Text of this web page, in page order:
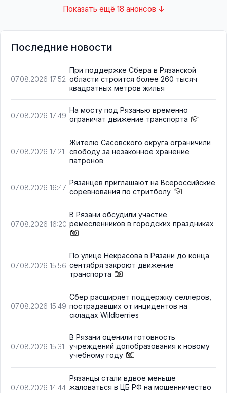
Показать ещё 18 анонсов ↓
Последние новости
07.08.2026 17:52
При поддержке Сбера в Рязанской
области строится более 260 тысяч
квадратных метров жилья
07.08.2026 17:49
На мосту под Рязанью временно
ограничат движение транспорта
07.08.2026 17:21
Жителю Сасовского округа ограничили
свободу за незаконное хранение
патронов
07.08.2026 16:47
Рязанцев приглашают на Всероссийские
соревнования по стритболу
07.08.2026 16:20
В Рязани обсудили участие
ремесленников в городских праздниках
07.08.2026 15:56
По улице Некрасова в Рязани до конца
сентября закроют движение
транспорта
07.08.2026 15:49
Сбер расширяет поддержку селлеров,
пострадавших от инцидентов на
складах Wildberries
07.08.2026 15:31
В Рязани оценили готовность
учреждений допобразования к новому
учебному году
07.08.2026 14:44
Рязанцы стали вдвое меньше
жаловаться в ЦБ РФ на мошенничество